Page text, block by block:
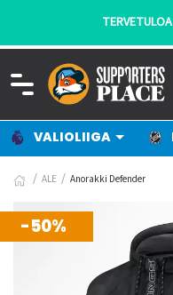
VALIOLIIGA
ALE Anorakki Defender
-50%